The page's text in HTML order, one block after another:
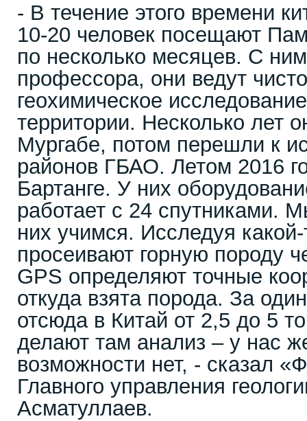
- В течение этого времени
10-20 человек посещают
по несколько месяцев. С
профессора, они ведут
геохимическое
территории. Несколько лет
Мургабе, потом перешли к
районов ГБАО. Летом 2016
Бартанге. У них
работает с 24 спутниками.
них учимся. Исследуя
просеивают горную породу
GPS определяют точные
откуда взята порода. За
отсюда в Китай от 2,5 до 5
делают там анализ – у нас
возможности нет, - сказал
Главного управления
Асматуллаев.